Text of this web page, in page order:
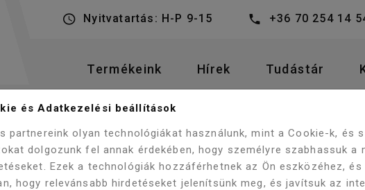
Nyitvatartás: H-P 9-15 +36 70 254 14
Termékeink Hírek Tudástár
BÚTOR MOSDÓVAL
és Adatkezelési beállítások
partnereink olyan technológiákat használunk, mint a Cookie-k, és
dolgozunk fel annak érdekében, hogy személyre szabhassuk a
Ezek a technológiák hozzáférhetnek az Ön eszközéhez,
hogy relevánsabb hirdetéseket jelenítsünk meg, és javítsuk az